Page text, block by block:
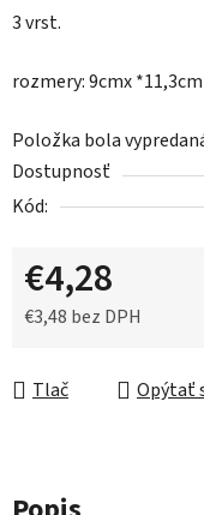
3 vrst.
rozmery:9cmx *11,3cm
Položka bola
Dostupnosť
Kód:
€4,28
€3,48 bez DPH
Tlač
Opýtať